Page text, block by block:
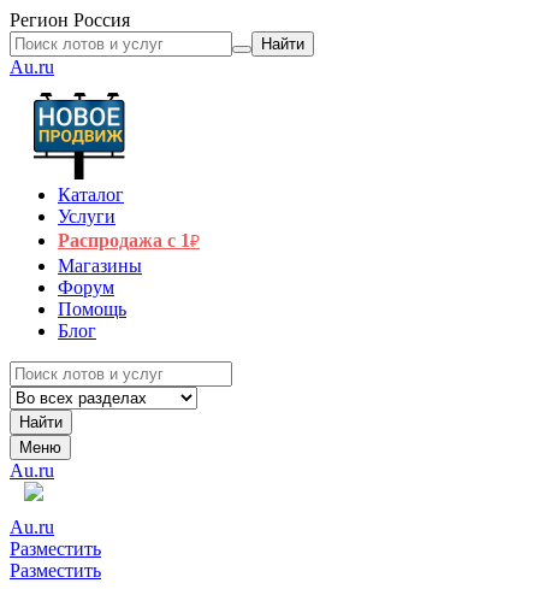
Регион Россия
Найти
Au.ru
Каталог
Услуги
Распродажа с 1₽
Магазины
Форум
Помощь
Блог
Найти
Меню
Au.ru
Au.ru
Разместить
Разместить